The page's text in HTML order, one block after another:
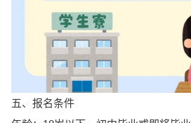
五、报名条件